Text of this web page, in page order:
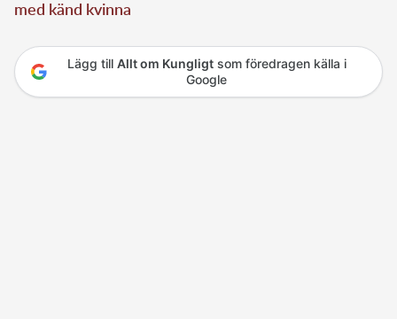
med känd kvinna
Lägg till Allt om Kungligtsom föredragen källa i
Google